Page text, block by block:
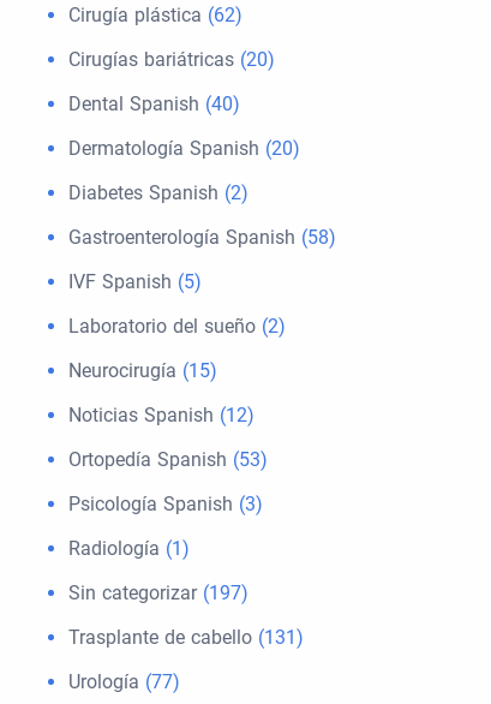
Cirugía plástica (62)
Cirugías bariátricas (20)
Dental Spanish (40)
Dermatología Spanish (20)
Diabetes Spanish (2)
Gastroenterología Spanish (58)
IVF Spanish (5)
Laboratorio del sueño (2)
Neurocirugía (15)
Noticias Spanish (12)
Ortopedía Spanish (53)
Psicología Spanish (3)
Radiología (1)
Sin categorizar(197)
Trasplante de cabello (131)
Urología (77)